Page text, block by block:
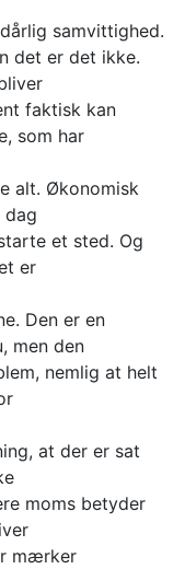
samvittighed.
det er det ikke.
faktisk kan
som har
alt. Økonomisk
dag
et sted. Og
er
Den er en
men den
nemlig at helt
at der er sat
moms betyder
mærker